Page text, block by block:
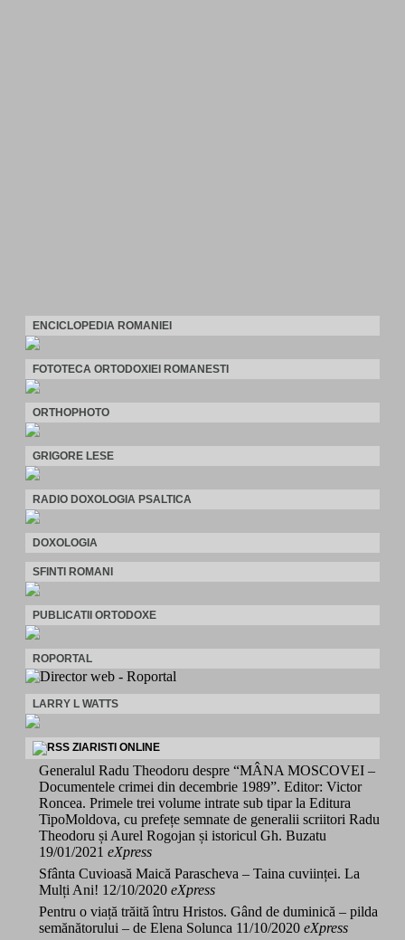
ENCICLOPEDIA ROMANIEI
FOTOTECA ORTODOXIEI ROMANESTI
ORTHOPHOTO
GRIGORE LESE
RADIO DOXOLOGIA PSALTICA
DOXOLOGIA
SFINTI ROMANI
PUBLICATII ORTODOXE
ROPORTAL
LARRY L WATTS
ZIARISTI ONLINE
Generalul Radu Theodoru despre “MÂNA MOSCOVEI –
Documentele crimei din decembrie 1989”. Editor: Victor
Roncea. Primele trei volume intrate sub tipar la Editura
TipoMoldova, cu prefețe semnate de generalii scriitori Radu
Theodoru și Aurel Rogojan și istoricul Gh. Buzatu
19/01/2021 eXpress
Sfânta Cuvioasă Maică Parascheva – Taina cuviinței. La
Mulți Ani! 12/10/2020 eXpress
Pentru o viață trăită întru Hristos. Gând de duminică – pilda
semănătorului – de Elena Solunca 11/10/2020 eXpress